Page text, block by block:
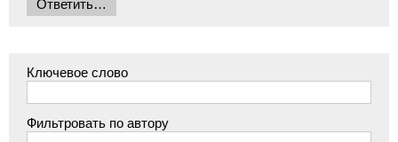
Ключевое слово
Фильтровать по автору